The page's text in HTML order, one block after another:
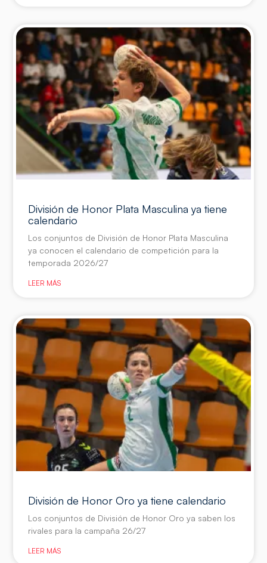
División de Honor Plata Masculina ya tiene
calendario
Los conjuntos de División de Honor Plata Masculina
ya conocen el calendario de competición para la
temporada 2026/27
LEER MÁS
División de Honor Oro ya tiene calendario
Los conjuntos de División de Honor Oro ya saben los
rivales para la campaña 26/27
LEER MÁS